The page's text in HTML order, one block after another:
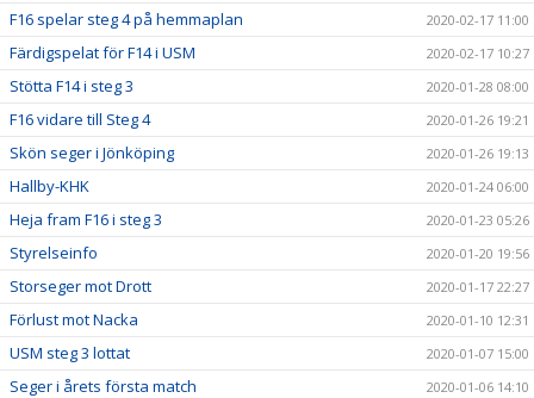
F16 spelar steg 4 på hemmaplan 2020-02-17 11:00
Färdigspelat för F14 i USM 2020-02-17 10:27
Stötta F14 i steg 3 2020-01-28 08:00
F16 vidare till Steg 4 2020-01-26 19:21
Skön seger i Jönköping 2020-01-26 19:13
Hallby-KHK 2020-01-24 06:00
Heja fram F16 i steg 3 2020-01-23 05:26
Styrelseinfo 2020-01-20 19:56
Storseger mot Drott 2020-01-17 22:27
Förlust mot Nacka 2020-01-10 12:31
USM steg 3 lottat 2020-01-07 15:00
Seger i årets första match 2020-01-06 14:10